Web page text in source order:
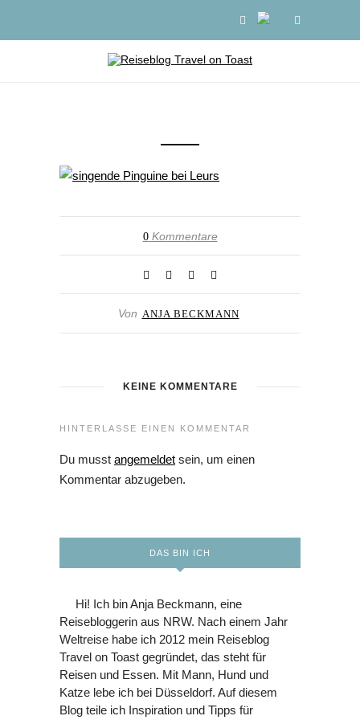
0Kommentare
Von ANJA BECKMANN
KEINE KOMMENTARE
HINTERLASSE EINEN KOMMENTAR
Du musst angemeldet sein, um einen
Kommentar abzugeben.
DAS BIN ICH
Hi! Ich bin Anja Beckmann, eine
Reisebloggerin aus NRW. Nach einem Jahr
Weltreise habe ich 2012 mein Reiseblog
Travel on Toast gegründet, das steht für
Reisen und Essen. Mit Mann, Hund und
Katze lebe ich bei Düsseldorf. Auf diesem
Blog teile ich Inspiration und Tipps für